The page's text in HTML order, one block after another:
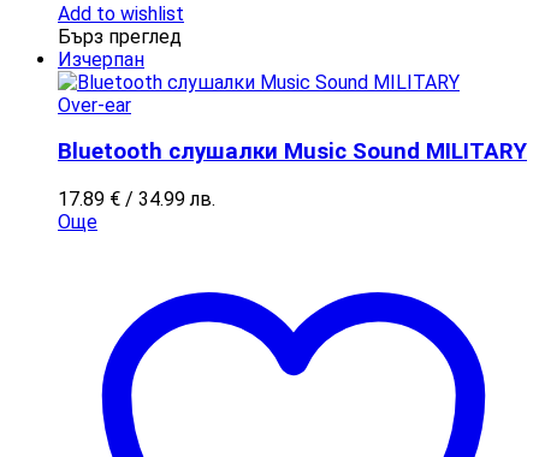
Add to wishlist
Бърз преглед
Изчерпан
Over-ear
Bluetooth слушалки Music Sound MILITARY
17.89 € / 34.99 лв.
Още